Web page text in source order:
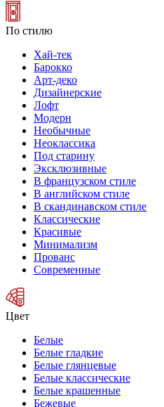
По стилю
Хай-тек
Барокко
Арт-деко
Дизайнерские
Лофт
Модерн
Необычные
Неоклассика
Под старину
Эксклюзивные
В французском стиле
В английском стиле
В скандинавском стиле
Классические
Красивые
Минимализм
Прованс
Современные
Цвет
Белые
Белые гладкие
Белые глянцевые
Белые классические
Белые крашенные
Бежевые